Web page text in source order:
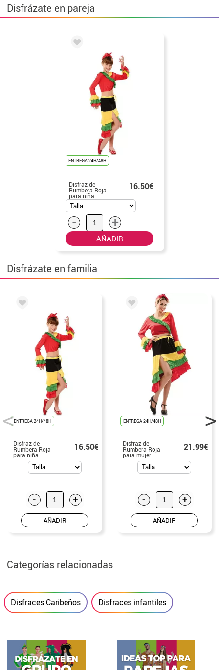
Disfrázate en pareja
ENTREGA 24H/48H
Disfraz de
Rumbera Roja
para niña
16.50€
- +
AÑADIR
Disfrázate en familia
ENTREGA 24H/48H
Disfraz de
Rumbera Roja
para niña
16.50€
- +
AÑADIR
ENTREGA 24H/48H
Disfraz de
Rumbera Roja
para mujer
21.99€
- +
AÑADIR
Categorías relacionadas
Disfraces Caribeños Disfraces infantiles